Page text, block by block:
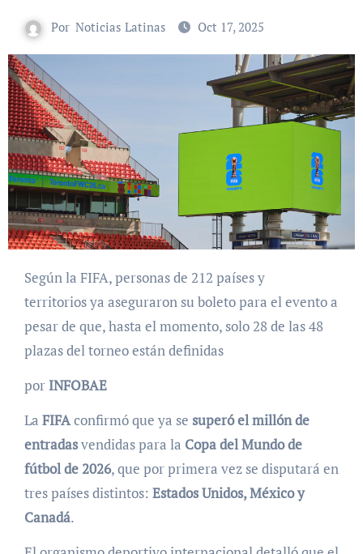
Por Noticias Latinas Oct 17, 2025
Según la FIFA, personas de 212 países y
territorios ya aseguraron su boleto para el evento a
pesar de que, hasta el momento, solo 28 de las 48
plazas del torneo están definidas
porINFOBAE
La FIFAconfirmóque ya se superó el millón de
entradasvendidas para la Copa del Mundo de
fútbol de 2026, que por primera vez se disputará en
tres países distintos: Estados Unidos, México y
Canadá.